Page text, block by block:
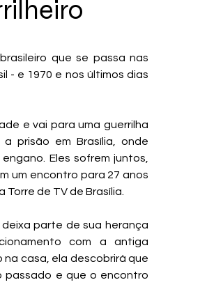
que se passa nas
- e 1970 e nos últimos dias
e vai para uma guerrilha
prisão em Brasília, onde
Eles sofrem juntos,
um encontro para 27 anos
de TV de Brasília.
parte de sua herança
com a antiga
casa, ela descobrirá que
passado e que o encontro